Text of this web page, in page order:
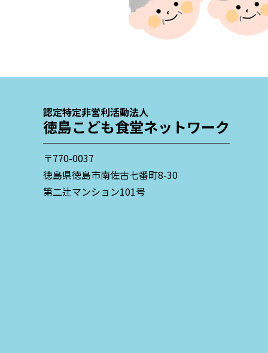
認定特定非営利活動法人
徳島こども食堂ネットワーク
〒770-0037
徳島県徳島市南佐古七番町8-30
第二辻マンション101号